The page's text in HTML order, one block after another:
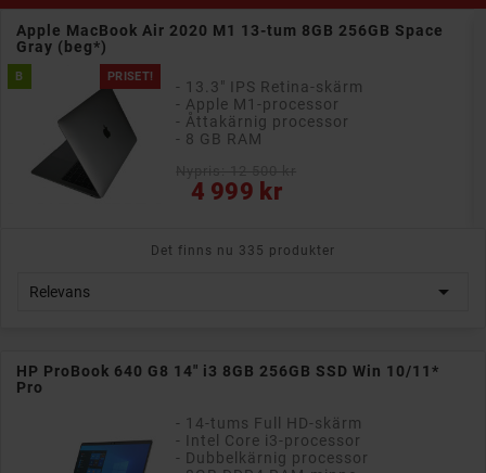
Apple MacBook Air 2020 M1 13-tum 8GB 256GB Space
Gray (beg*)
PRISET!
B
- 13.3" IPS Retina-skärm
- Apple M1-processor
- Åttakärnig processor
- 8 GB RAM
4 999 kr
Pris
Det finns nu 335 produkter
Relevans 
HP ProBook 640 G8 14" i3 8GB 256GB SSD Win 10/11*
Pro
- 14-tums Full HD-skärm
- Intel Core i3-processor
- Dubbelkärnig processor